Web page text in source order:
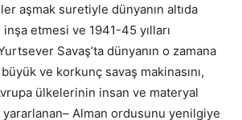
aşmak suretiyle dünyanın altıda
etmesi ve 1941-45 yılları
Savaş’ta dünyanın o zamana
ve korkunç savaş makinasını,
ülkelerinin insan ve materyal
yararlanan– Alman ordusunu yenilgiye